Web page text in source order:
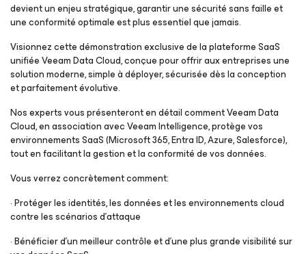
Inscrivez-vous pour regarder le webinaire
devient un enjeu stratégique, garantir une sécurité sans faille et
une conformité optimale est plus essentiel que jamais.
Visionnez cette démonstration exclusive de la plateforme SaaS
unifiée Veeam Data Cloud, conçue pour offrir aux entreprises une
solution moderne, simple à déployer, sécurisée dès la conception
et parfaitement évolutive.
Nos experts vous présenteront en détail comment Veeam Data
Cloud, en association avec Veeam Intelligence, protège vos
environnements SaaS (Microsoft 365, Entra ID, Azure, Salesforce),
tout en facilitant la gestion et la conformité de vos données.
Vous verrez concrètement comment:
· Protéger les identités, les données et les environnements cloud
contre les scénarios d’attaque
· Bénéficier d’un meilleur contrôle et d’une plus grande visibilité sur